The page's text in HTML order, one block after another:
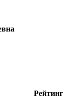
Рейтинг